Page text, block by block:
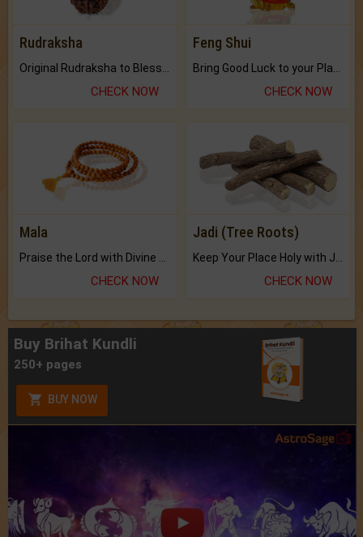
Rudraksha
CHECK NOW
Feng Shui
CHECK NOW
Mala
Praise the Lord with Divine Energies of Mala.
CHECK NOW
Jadi (Tree Roots)
Keep Your Place Holy with Jadi.
CHECK NOW
Buy Brihat Kundli
250+ pages
BUY NOW